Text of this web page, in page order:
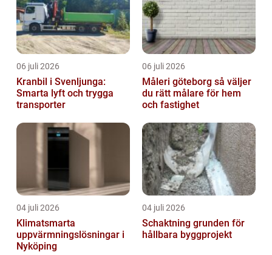
06 juli 2026
Kranbil i Svenljunga:
Smarta lyft och trygga
transporter
06 juli 2026
Måleri göteborg så väljer
du rätt målare för hem
och fastighet
04 juli 2026
Klimatsmarta
uppvärmningslösningar i
Nyköping
04 juli 2026
Schaktning grunden för
hållbara byggprojekt